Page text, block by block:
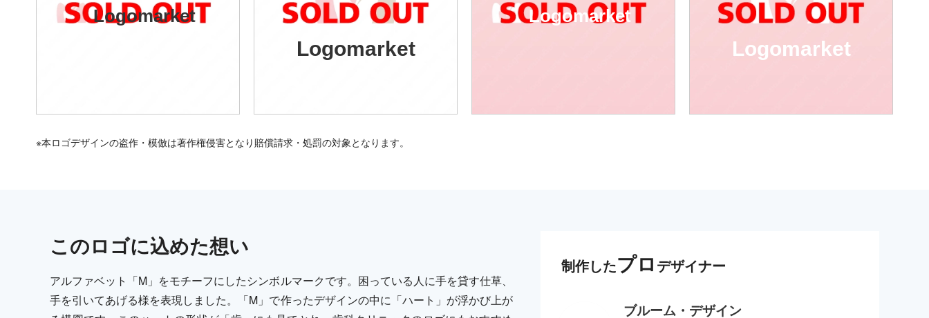
Logomarket
Logomarket
Logomarket
Logomarket
※本ロゴデザインの盗作・模倣は著作権侵害となり賠償請求・処罰の対象となります。
このロゴに込めた想い
アルファベット「M」をモチーフにしたシンボルマークです。困っている人に手を貸す仕草、
手を引いてあげる様を表現しました。「M」で作ったデザインの中に「ハート」が浮かび上が
制作したプロ デザイナー
ブルーム・デザイン